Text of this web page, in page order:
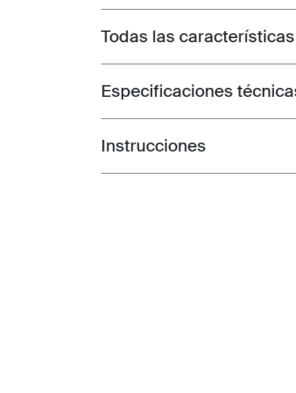
Toggle features
Todas las características
Toggle techspec
Especificaciones
Toggle guides and instructions
Instrucciones